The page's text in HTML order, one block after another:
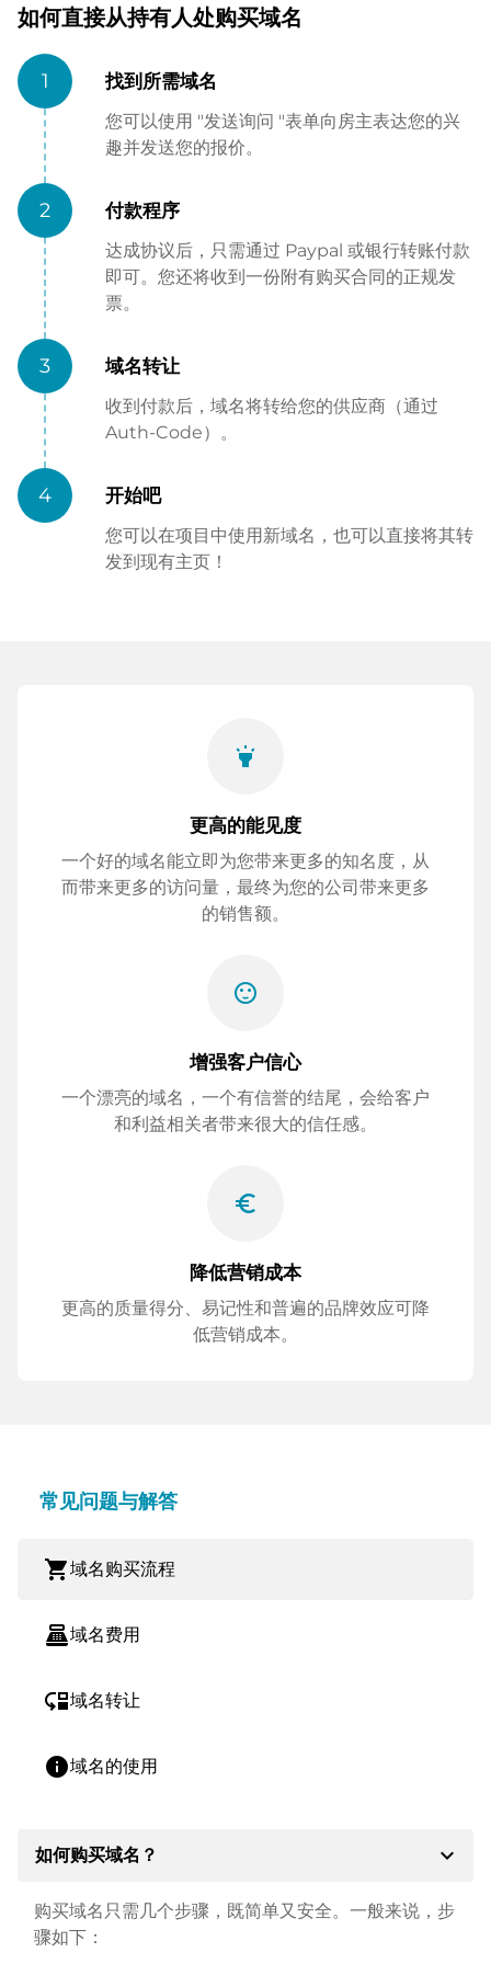
如何直接从持有人处购买域名
1 找到所需域名
您可以使用 "发送询问 "表单向房主表达您的兴
趣并发送您的报价。
2 付款程序
达成协议后，只需通过 Paypal 或银行转账付款
即可。您还将收到一份附有购买合同的正规发
票。
3 域名转让
收到付款后，域名将转给您的供应商（通过
Auth-Code）。
4 开始吧
您可以在项目中使用新域名，也可以直接将其转
发到现有主页！
highlight
更高的能见度
一个好的域名能立即为您带来更多的知名度，从
而带来更多的访问量，最终为您的公司带来更多
的销售额。
sentiment_satisfied
增强客户信心
一个漂亮的域名，一个有信誉的结尾，会给客户
和利益相关者带来很大的信任感。
euro_symbol
降低营销成本
更高的质量得分、易记性和普遍的品牌效应可降
低营销成本。
常见问题与解答
shopping_cart域名购买流程
point_of_sale域名费用
move_down域名转让
info域名的使用
如何购买域名？ expand_more
购买域名只需几个步骤，既简单又安全。一般来说，步
骤如下：